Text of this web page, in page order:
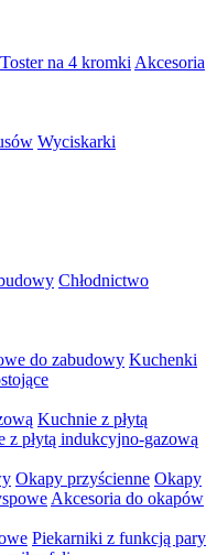
Toster na 4 kromki Akcesoria
Wyciskarki
Chłodnictwo
do zabudowy Kuchenki
Kuchnie z płytą
z płytą indukcyjno-gazową
Okapy przyścienne Okapy
Akcesoria do okapów
Piekarniki z funkcją pary